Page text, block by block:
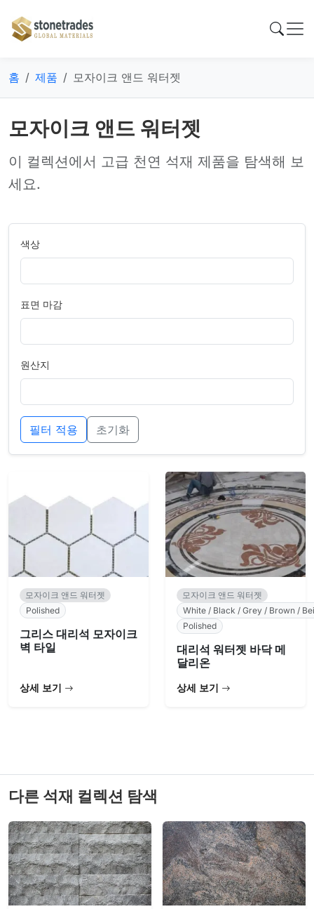
홈 제품 모자이크 앤드 워터젯
모자이크 앤드 워터젯
이 컬렉션에서 고급 천연 석재 제품을 탐색해 보
세요.
색상
표면 마감
원산지
필터 적용 초기화
모자이크 앤드 워터젯
Polished
그리스 대리석 모자이크
벽 타일
상세 보기
모자이크 앤드 워터젯
White / Black / Grey / Brown /
Polished
대리석 워터젯 바닥 메
달리온
상세 보기
다른 석재 컬렉션 탐색